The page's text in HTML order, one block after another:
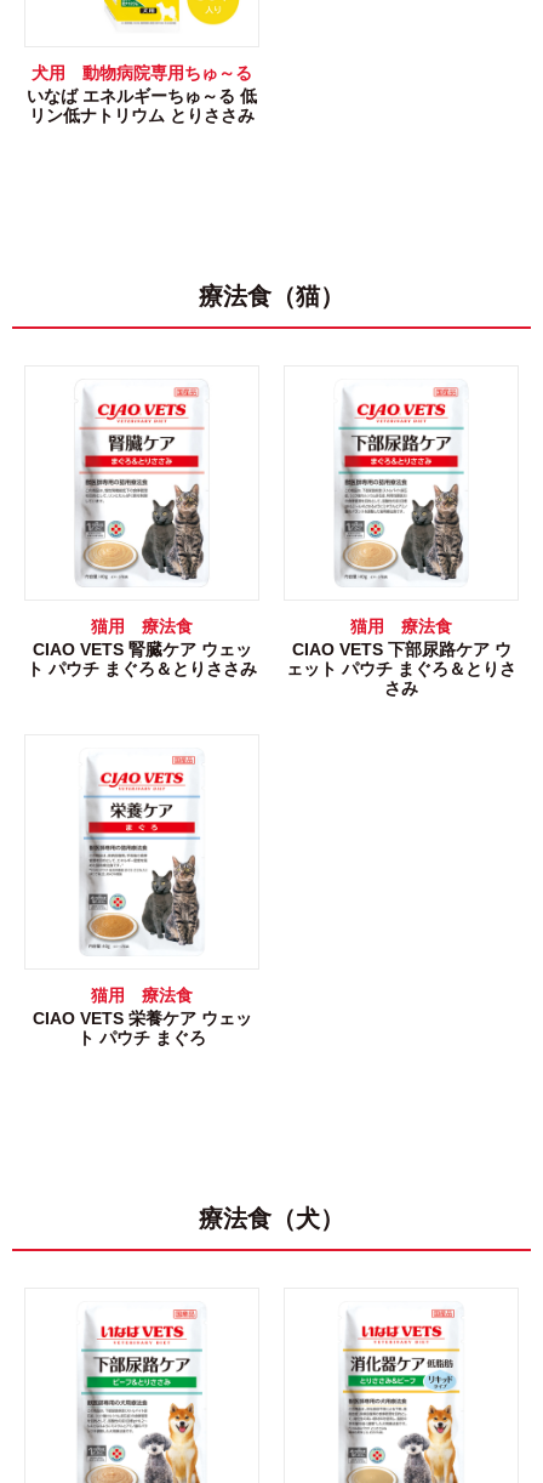
犬用 動物病院専用ちゅ～る
いなば エネルギーちゅ～る 低
リン低ナトリウム とりささみ
療法食（猫）
猫用 療法食
CIAO VETS 腎臓ケア ウェッ
ト パウチ まぐろ＆とりささみ
猫用 療法食
CIAO VETS 下部尿路ケア ウ
ェット パウチ まぐろ＆とりさ
さみ
猫用 療法食
CIAO VETS 栄養ケア ウェッ
ト パウチ まぐろ
療法食（犬）